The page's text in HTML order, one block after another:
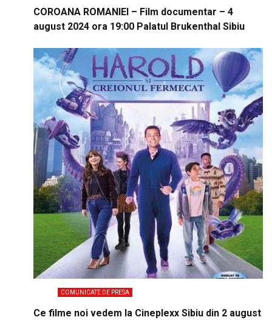
COROANA ROMANIEI – Film documentar – 4
august 2024 ora 19:00 Palatul Brukenthal Sibiu
COMUNICATE DE PRESA
Ce filme noi vedem la Cineplexx Sibiu din 2 august